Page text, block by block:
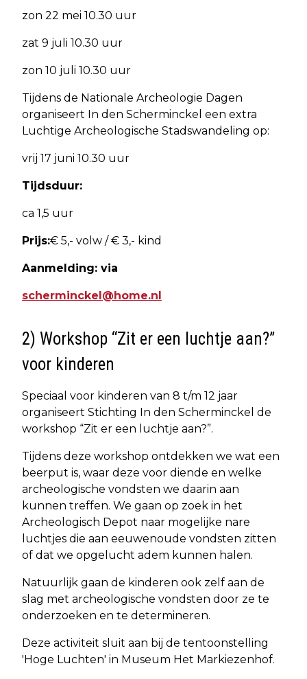
zon 22 mei 10.30 uur
zat 9 juli 10.30 uur
zon 10 juli 10.30 uur
Tijdens de Nationale Archeologie Dagen
organiseert In den Scherminckel een extra
Luchtige Archeologische Stadswandeling op:
vrij 17 juni 10.30 uur
Tijdsduur:
ca 1,5 uur
Prijs:€ 5,- volw / € 3,- kind
Aanmelding: via
scherminckel@home.nl
2) Workshop “Zit er een luchtje aan?”
voor kinderen
Speciaal voor kinderen van 8 t/m 12 jaar
organiseert Stichting In den Scherminckel de
workshop “Zit er een luchtje aan?”.
Tijdens deze workshop ontdekken we wat een
beerput is, waar deze voor diende en welke
archeologische vondsten we daarin aan
kunnen treffen. We gaan op zoek in het
Archeologisch Depot naar mogelijke nare
luchtjes die aan eeuwenoude vondsten zitten
of dat we opgelucht adem kunnen halen.
Natuurlijk gaan de kinderen ook zelf aan de
slag met archeologische vondsten door ze te
onderzoeken en te determineren.
Deze activiteit sluit aan bij de tentoonstelling
'Hoge Luchten' in Museum Het Markiezenhof.